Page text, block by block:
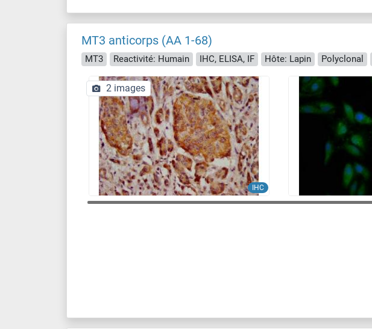
MT3 anticorps (AA 1-68)
MT3 Reactivité: Humain IHC, ELISA, IF Hôte: Lapin Polyclonal
IHC
2 images